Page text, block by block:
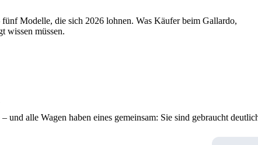
Modelle, die sich 2026 lohnen. Was Käufer beim Gallardo,
wissen müssen.
und alle Wagen haben eines gemeinsam: Sie sind gebraucht